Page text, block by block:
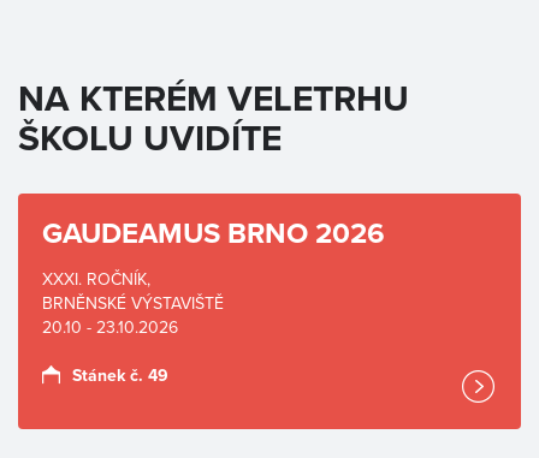
NA KTERÉM VELETRHU
ŠKOLU UVIDÍTE
GAUDEAMUS BRNO 2026
XXXI. ROČNÍK,
BRNĚNSKÉ VÝSTAVIŠTĚ
20.10 - 23.10.2026
Stánek č. 49